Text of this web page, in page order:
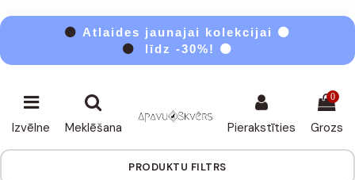
⚫ Atlaides jaunajai kolekcijai ⚫
⚫
līdz -30%! ⚫
Izvēlne Meklēšana Pierakstīties
0
Grozs
PRODUKTU FILTRS